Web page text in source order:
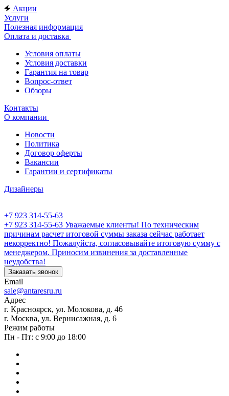
Акции
Услуги
Полезная информация
Оплата и доставка
Условия оплаты
Условия доставки
Гарантия на товар
Вопрос-ответ
Обзоры
Контакты
О компании
Новости
Политика
Договор оферты
Вакансии
Гарантии и сертификаты
Дизайнеры
+7 923 314-55-63
+7 923 314-55-63 Уважаемые клиенты! По техническим
причинам расчет итоговой суммы заказа сейчас работает
некорректно! Пожалуйста, согласовывайте итоговую сумму с
менеджером. Приносим извинения за доставленные
неудобства!
Заказать звонок
Email
sale@antaresru.ru
Адрес
г. Красноярск, ул. Молокова, д. 46
г. Москва, ул. Вернисажная, д. 6
Режим работы
Пн - Пт: с 9:00 до 18:00